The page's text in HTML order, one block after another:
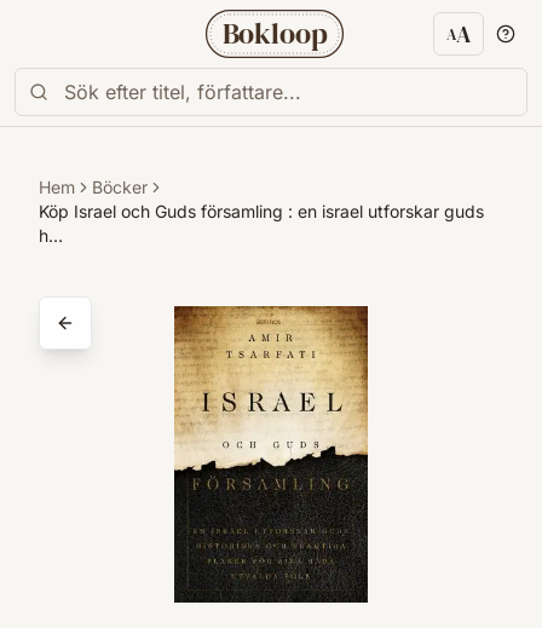
Bokloop AA
Hem
Böcker
Köp Israel och Guds församling : en israel utforskar guds
h…